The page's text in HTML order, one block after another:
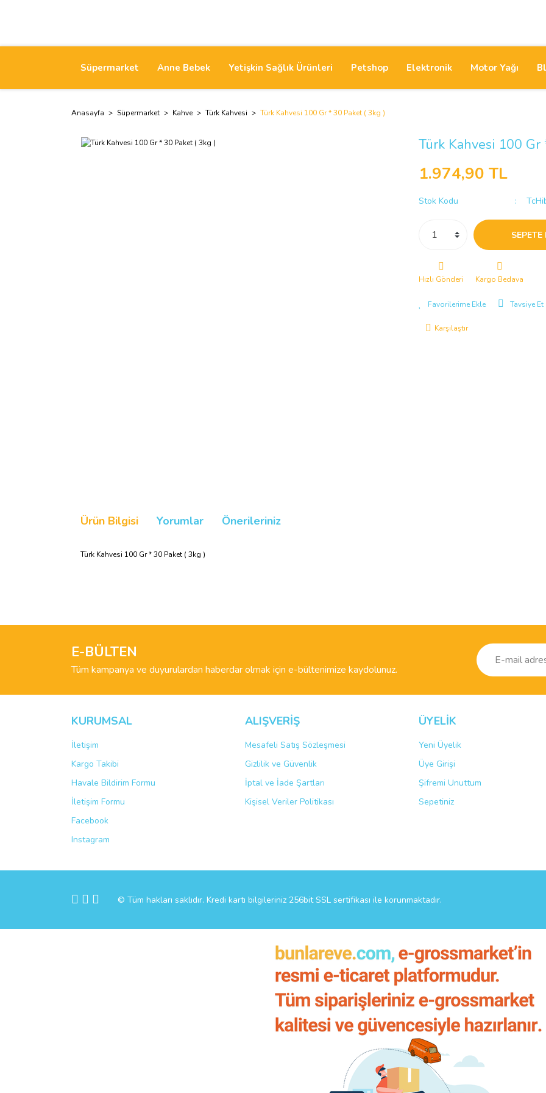
Süpermarket Anne Bebek Yetişkin Sağlık Ürünleri Petshop Elektronik Motor Yağı
Anasayfa Süpermarket Kahve Türk Kahvesi Türk Kahvesi 100 Gr * 30 Paket ( 3kg )
Türk Kahvesi 100
1.974,90 TL
Stok Kodu
SEPETE
Hızlı Gönderi Kargo Bedava
Tavsiye Et
Karşılaştır
Ürün Bilgisi Yorumlar Önerileriniz
Türk Kahvesi 100 Gr * 30 Paket ( 3kg )
Ürün resmi kalitesiz, bozuk veya görüntülenemiyor.
Bu ürüne benzer farklı alternatifler olmalı.
E-BÜLTEN
Tüm kampanya ve duyurulardan haberdar olmak için e-bültenimize kaydolunuz.
KURUMSAL
İletişim
Kargo Takibi
Havale Bildirim Formu
İletişim Formu
Facebook
Instagram
ALIŞVERİŞ
Mesafeli Satış Sözleşmesi
Gizlilik ve Güvenlik
İptal ve İade Şartları
Kişisel Veriler Politikası
ÜYELİK
Yeni Üyelik
Üye Girişi
Şifremi Unuttum
Sepetiniz
© Tüm hakları saklıdır. Kredi kartı bilgileriniz 256bit SSL sertifikası ile korunmaktadır.